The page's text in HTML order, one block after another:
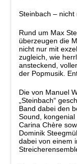
Steinbach – nicht
Rund um Max
überzeugen die
nicht nur mit
zugleich, wie
ansteckend,
der Popmusik.
Die von Manuel
„Steinbach“
Band dabei den
Sound,
Carina Chère
Dominik
dabei von einem